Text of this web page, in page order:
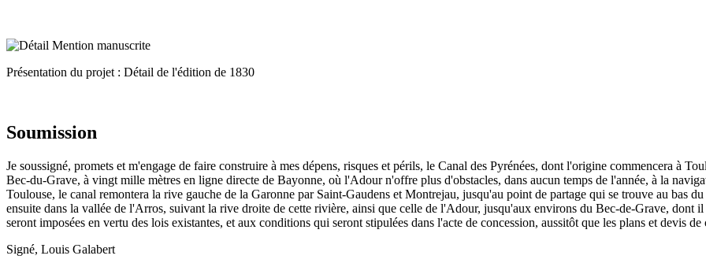
Présentation du projet : Détail de l'édition de 1830
Soumission
Je soussigné, promets et m'engage de faire construire à mes dépens, risques et périls, le Canal des Pyrénées, dont l'origine commencera à
Bec-du-Grave, à vingt mille mètres en ligne directe de Bayonne, où l'Adour n'offre plus d'obstacles, dans aucun temps de l'année, à la
Toulouse, le canal remontera la rive gauche de la Garonne par Saint-Gaudens et Montrejau, jusqu'au point de partage qui se trouve au bas
ensuite dans la vallée de l'Arros, suivant la rive droite de cette rivière, ainsi que celle de l'Adour, jusqu'aux environs du Bec-de-Grave, dont
seront imposées en vertu des lois existantes, et aux conditions qui seront stipulées dans l'acte de concession, aussitôt que les plans et devis
Signé, Louis Galabert